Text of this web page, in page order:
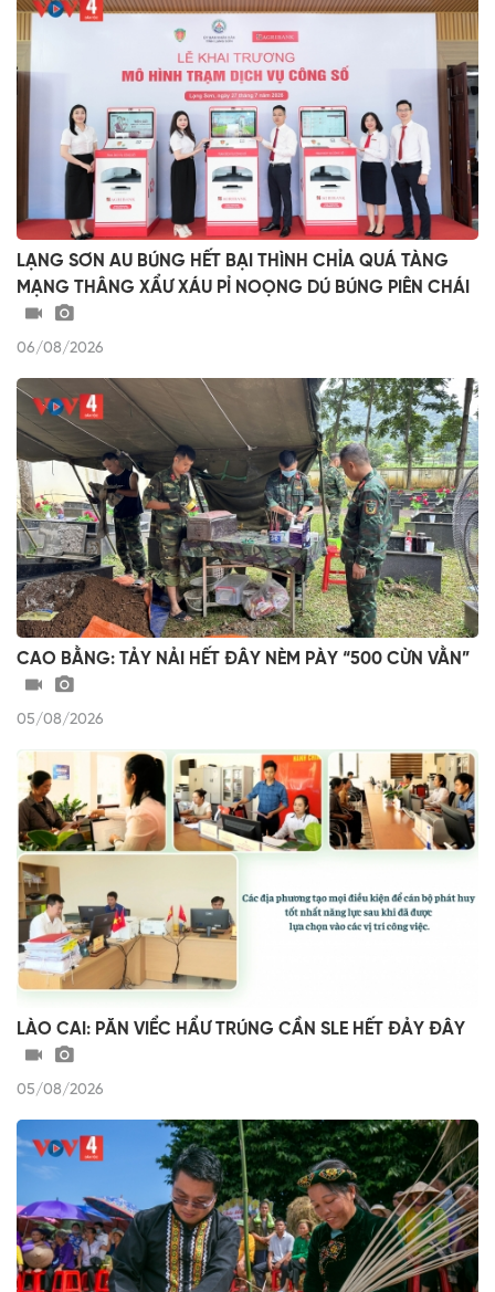
LẠNG SƠN AU BÚNG HẾT BẠI THÌNH CHỈA QUÁ TÀNG
MẠNG THÂNG XẨƯ XÁU PỈ NOỌNG DÚ BÚNG PIÊN CHÁI
06/08/2026
CAO BẰNG: TẢY NẢI HẾT ĐÂY NÈM PÀY “500 CỪN VẰN”
05/08/2026
LÀO CAI: PĂN VIỂC HẨƯ TRÚNG CẦN SLE HẾT ĐẢY ĐÂY
05/08/2026